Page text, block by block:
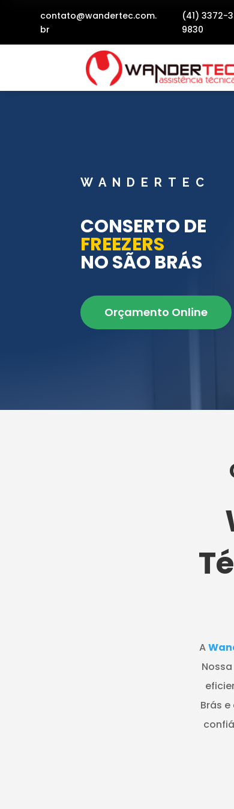
contato@wandertec.com.
br
(41) 3372-
9830
WANDERTEC
CONSERTO DE
FREEZERS
NO SÃO BRÁS
Orçamento Online
A
Brás